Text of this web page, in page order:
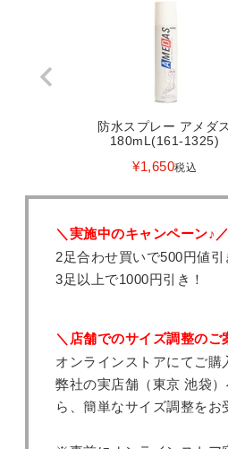
防水スプレー アメダス
180mL(161-1325)
¥1,650税込
＼実施中のキャンペーン♪／
2足合わせ買いで500円値引
3足以上で1000円引き！
＼店舗でのサイズ調整のご
オンラインストアにてご購
弊社の実店舗（東京 池袋
ら、簡単なサイズ調整をお